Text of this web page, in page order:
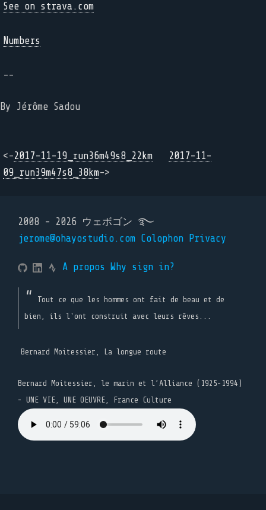
See on strava.com
Numbers
--
By Jérôme Sadou
<-2017-11-19_run36m49s8_22km
2017-11-
09_run39m47s8_38km->
2008 - 2026 ウェボゴン ࿐
jerome@ohayostudio.com Colophon Privacy
A propos Why sign in?
Tout ce que les hommes ont fait de beau et de
bien, ils l'ont construit avec leurs rêves...
Bernard Moitessier, La longue route
Bernard Moitessier, le marin et l’Alliance (1925-1994)
- UNE VIE, UNE OEUVRE, France Culture